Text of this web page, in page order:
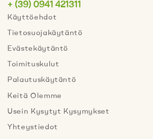
+ (39) 0941 421311
Käyttöehdot
Tietosuojakäytäntö
Evästekäytäntö
Toimituskulut
Palautuskäytäntö
Keitä Olemme
Usein Kysytyt Kysymykset
Yhteystiedot